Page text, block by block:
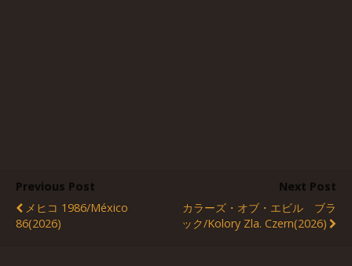
Previous Post
メヒコ 1986/México
86(2026)
Next Post
カラーズ・オブ・エビル ブラ
ック/Kolory Zla. Czern(2026)